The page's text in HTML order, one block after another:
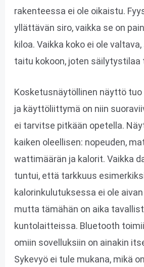
rakenteessa ei ole oikaistu.
yllättävän siro, vaikka se on
kiloa. Vaikka koko ei ole
taitu kokoon, joten säilytystilaa
Kosketusnäytöllinen näyttö
ja käyttöliittymä on niin
ei tarvitse pitkään opetella.
kaiken oleellisen: nopeuden,
wattimäärän ja kalorit. Vaikka
tuntui, että tarkkuus
kalorinkulutuksessa ei ole
mutta tämähän on aika
kuntolaitteissa. Bluetooth
omiin sovelluksiin on ainakin
Sykevyö ei tule mukana, mikä